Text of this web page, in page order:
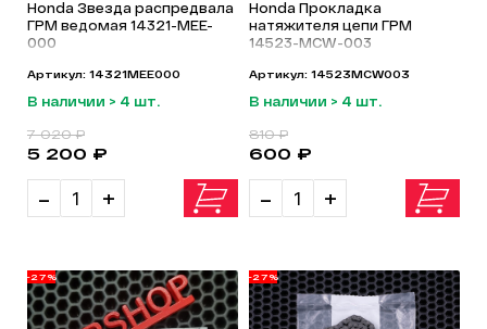
Honda Звезда распредвала
ГРМ ведомая 14321-MEE-
000
Артикул: 14321MEE000
В наличии > 4 шт.
- +
5 200 ₽
7 020 ₽
Honda Прокладка
натяжителя цепи ГРМ
14523-MCW-003
Артикул: 14523MCW003
В наличии > 4 шт.
- +
600 ₽
810 ₽
-27% -27%